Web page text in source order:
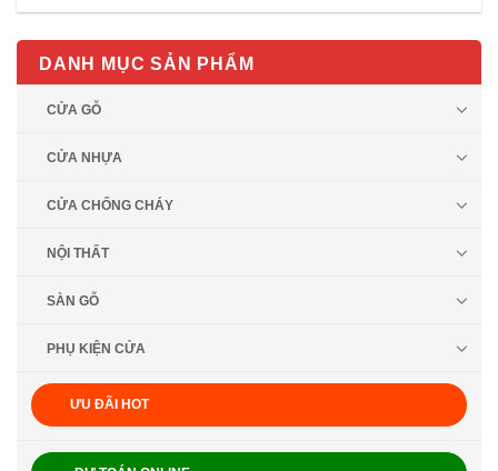
DANH MỤC SẢN PHẨM
CỬA GỖ
CỬA NHỰA
CỬA CHỐNG CHÁY
NỘI THẤT
SÀN GỖ
PHỤ KIỆN CỬA
ƯU ĐÃI HOT